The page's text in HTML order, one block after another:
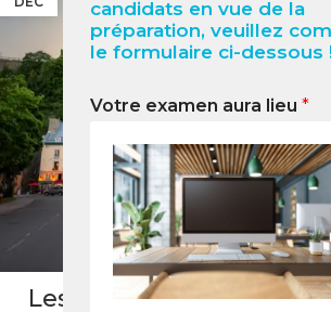
candidats en vue de la
préparation, veuillez
le formulaire ci-dessous
Votre examen aura lieu *
BLOG
Les clés du succès pour